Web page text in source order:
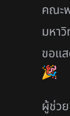
คณะ
มหา
ขอแ
ผู้ช่ว